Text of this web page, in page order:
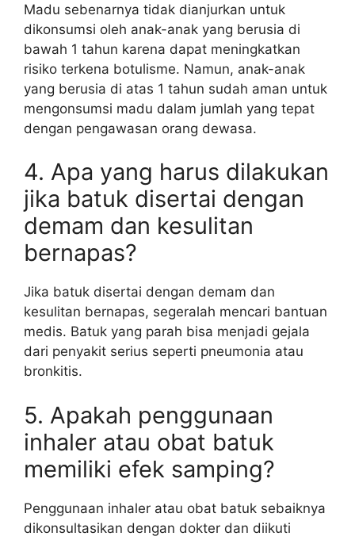
Madu sebenarnya tidak dianjurkan untuk
dikonsumsi oleh anak-anak yang berusia di
bawah 1 tahun karena dapat meningkatkan
risiko terkena botulisme. Namun, anak-anak
yang berusia di atas 1 tahun sudah aman untuk
mengonsumsi madu dalam jumlah yang tepat
dengan pengawasan orang dewasa.
4. Apa yang harus dilakukan
jika batuk disertai dengan
demam dan kesulitan
bernapas?
Jika batuk disertai dengan demam dan
kesulitan bernapas, segeralah mencari bantuan
medis. Batuk yang parah bisa menjadi gejala
dari penyakit serius seperti pneumonia atau
bronkitis.
5. Apakah penggunaan
inhaler atau obat batuk
memiliki efek samping?
Penggunaan inhaler atau obat batuk sebaiknya
dikonsultasikan dengan dokter dan diikuti